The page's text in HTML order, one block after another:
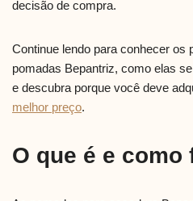
decisão de compra.
Continue lendo para conhecer os
pomadas Bepantriz, como elas
e descubra porque você deve
melhor preço.
O que é e como